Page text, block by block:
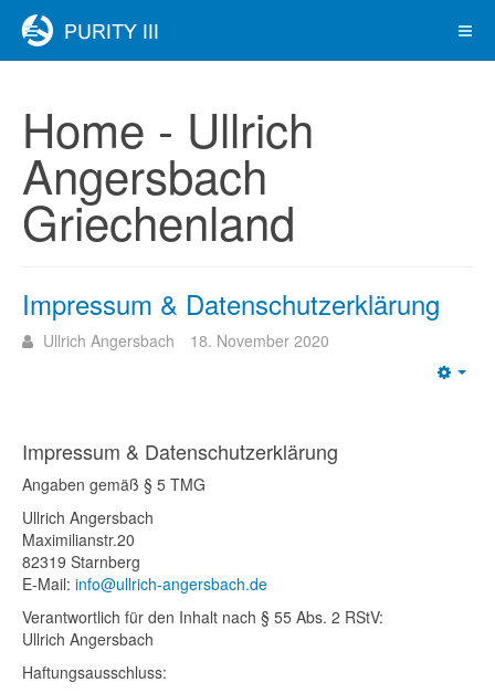
Home - Ullrich
Angersbach
Griechenland
Impressum & Datenschutzerklärung
Ullrich Angersbach 18. November 2020
Impressum & Datenschutzerklärung
Angaben gemäß § 5 TMG
Ullrich Angersbach
Maximilianstr.20
82319 Starnberg
E-Mail: info@ullrich-angersbach.de
Verantwortlich für den Inhalt nach § 55 Abs. 2 RStV:
Ullrich Angersbach
Haftungsausschluss: